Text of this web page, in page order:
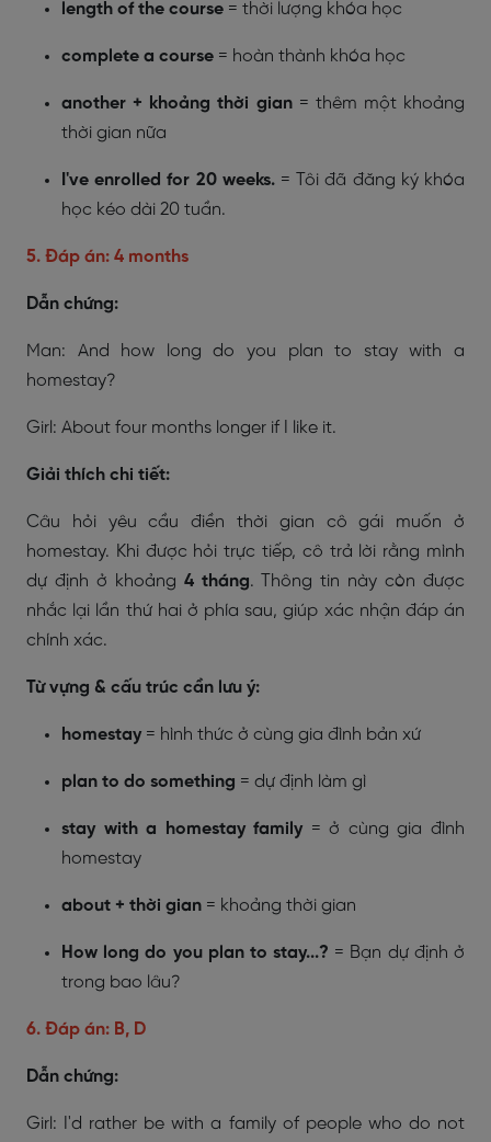
length of the course = thời lượng khóa học
complete a course = hoàn thành khóa học
another + khoảng thời gian= thêm một khoảng
thời gian nữa
I've enrolled for 20 weeks.= Tôi đã đăng ký khóa
học kéo dài 20 tuần.
5. Đáp án: 4 months
Dẫn chứng:
Man: And how long do you plan to stay with a
homestay?
Girl: About four months longer if I like it.
Giải thích chi tiết:
Câu hỏi yêu cầu điền thời gian cô gái muốn ở
homestay. Khi được hỏi trực tiếp, cô trả lời rằng mình
dự định ở khoảng 4 tháng. Thông tin này còn được
nhắc lại lần thứ hai ở phía sau, giúp xác nhận đáp án
chính xác.
Từ vựng & cấu trúc cần lưu ý:
homestay = hình thức ở cùng gia đình bản xứ
plan to do something = dự định làm gì
stay with a homestay family = ở cùng gia đình
homestay
about + thời gian = khoảng thời gian
How long do you plan to stay...? = Bạn dự định ở
trong bao lâu?
6. Đáp án: B, D
Dẫn chứng:
Girl: I'd rather be with a family of people who do not